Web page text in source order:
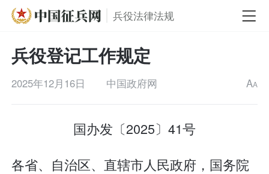
兵役法律法规
兵役登记工作规定
2025年12月16日 中国政府网 AA
国办发〔2025〕41号
各省、自治区、直辖市人民政府，国务院